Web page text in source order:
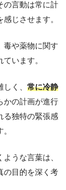
の言動は常に計
じさせます。
毒や薬物に関す
います。
く、 常に冷静
かの計画が進行
る独特の緊張感
うな言葉は、
の目的を深く考